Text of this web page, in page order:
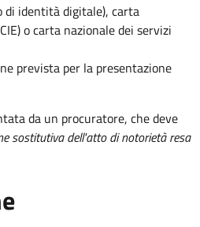
di identità digitale), carta
o carta nazionale dei servizi
prevista per la presentazione
da un procuratore, che deve
sostitutiva dell'atto di notorietà resa